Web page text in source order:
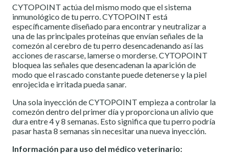
CYTOPOINT actúa del mismo modo que el sistema
inmunológico de tu perro. CYTOPOINT está
específicamente diseñado para encontrar y neutralizar a
una de las principales proteínas que envían señales de la
comezón al cerebro de tu perro desencadenando así las
acciones de rascarse, lamerse o morderse. CYTOPOINT
bloquea las señales que desencadenan la aparición de
modo que el rascado constante puede detenerse y la piel
enrojecida e irritada pueda sanar.
Una sola inyección de CYTOPOINT empieza a controlar la
comezón dentro del primer día y proporciona un alivio que
dura entre 4 y 8 semanas. Esto significa que tu perro podría
pasar hasta 8 semanas sin necesitar una nueva inyección.
Información para uso del médico veterinario: